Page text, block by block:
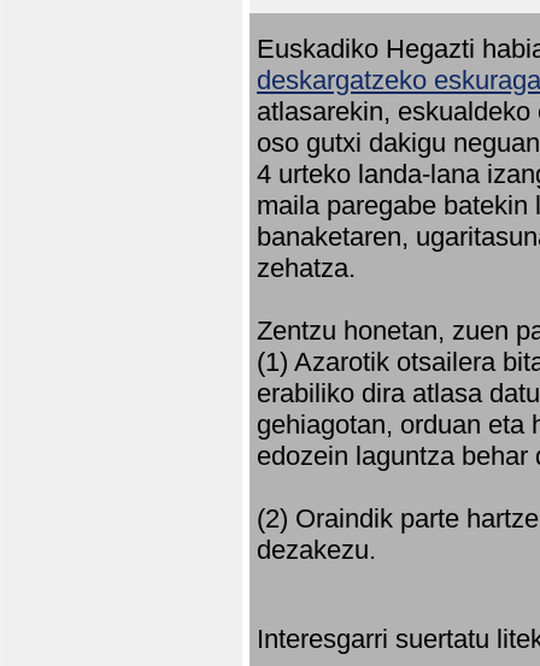
Euskadiko Hegazti
deskargatzeko
atlasarekin,
oso gutxi dakigu
4 urteko landa-lana
maila paregabe
banaketaren,
zehatza.
Zentzu honetan, zuen
(1) Azarotik otsailera
erabiliko dira atlasa
gehiagotan, orduan eta
edozein laguntza behar
(2) Oraindik parte
dezakezu.
Interesgarri suertatu